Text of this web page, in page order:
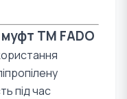
TM FADO
під час